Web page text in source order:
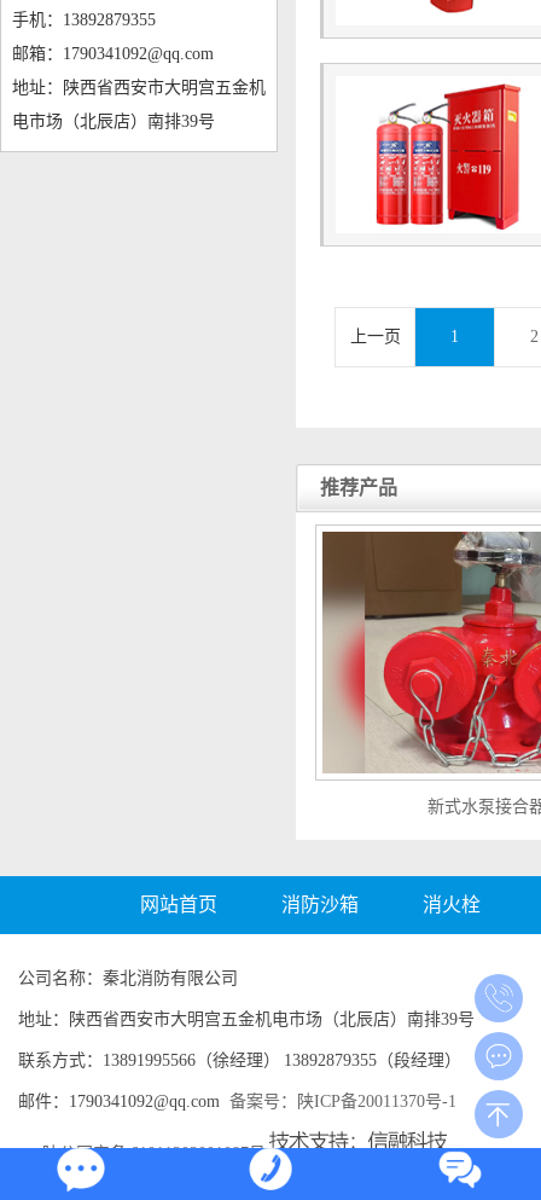
手机：13892879355
邮箱：1790341092@qq.com
地址：陕西省西安市大明宫五金机
电市场（北辰店）南排39号
上一页 1 2
推荐产品
新式水泵接合
网站首页 消防沙箱 消火栓
公司名称：秦北消防有限公司
地址：陕西省西安市大明宫五金机电市场（北辰店）南排39号
联系方式：13891995566（徐经理） 13892879355（段经理）
邮件：1790341092@qq.com 备案号：陕ICP备20011370号-1
陕公网安备 61011202001087号